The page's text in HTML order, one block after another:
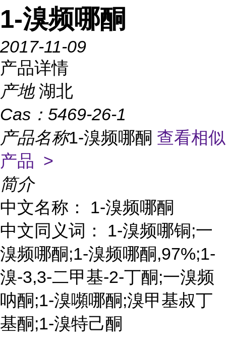
1-溴频哪酮
2017-11-09
产品详情
产地 湖北
Cas： 5469-26-1
产品名称1-溴频哪酮 查看相似
产品 >
简介
中文名称： 1-溴频哪酮
中文同义词： 1-溴频哪铜;一
溴频哪酮;1-溴频哪酮,97%;1-
溴-3,3-二甲基-2-丁酮;一溴频
呐酮;1-溴嚬哪酮;溴甲基叔丁
基酮;1-溴特己酮